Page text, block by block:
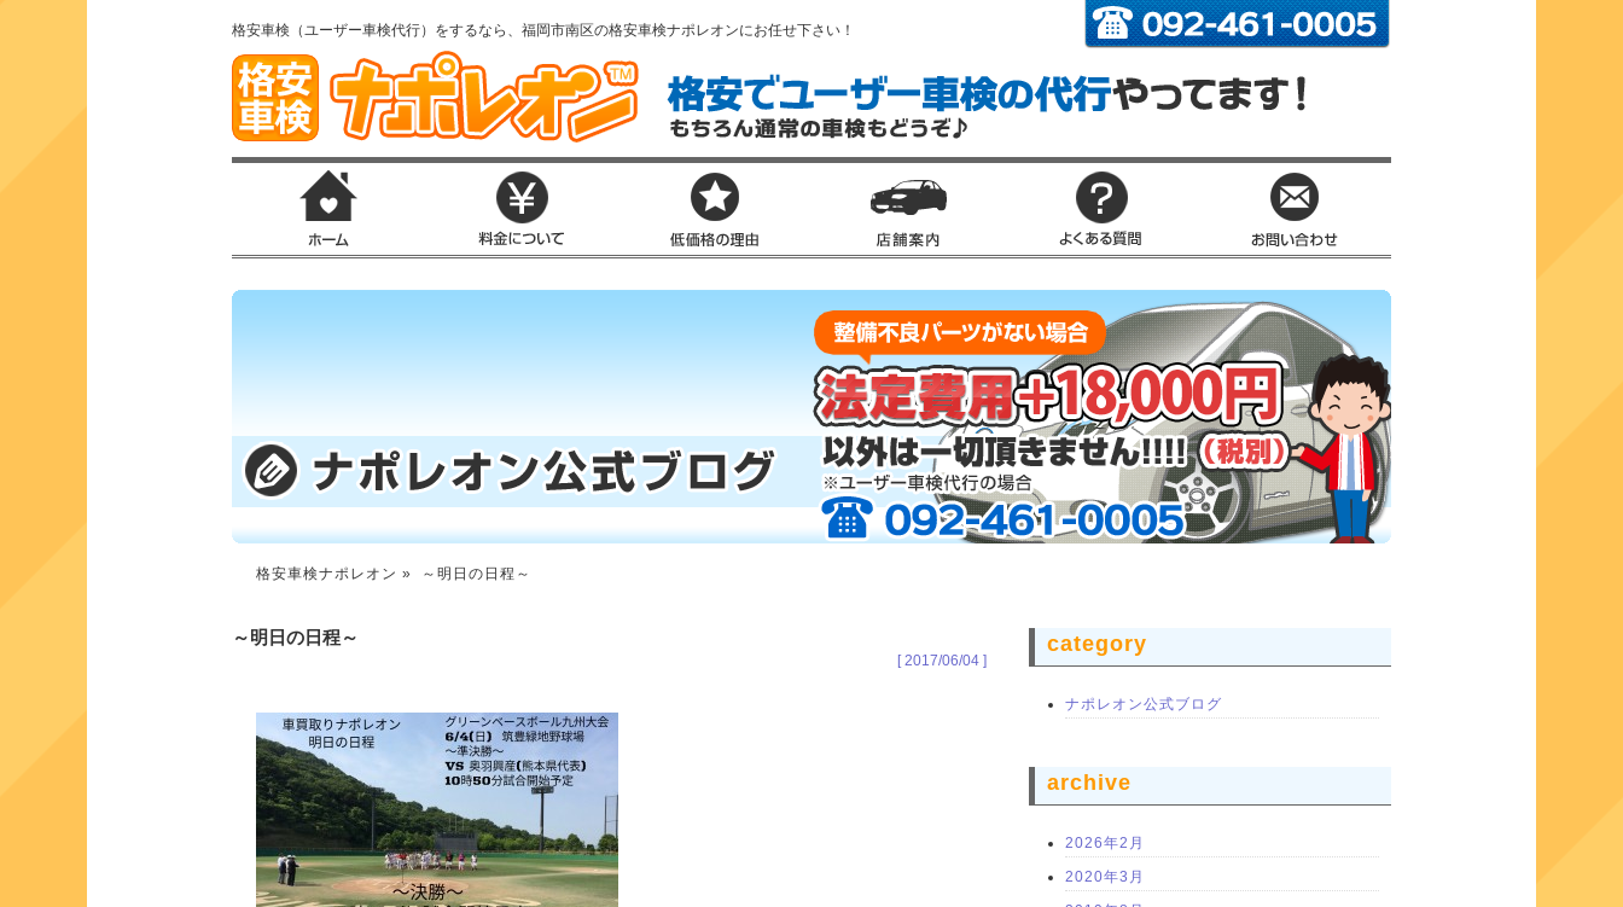
格安車検（ユーザー車検代行）をするなら、福岡市南区の格安車検ナポレオンにお任せ下さい！
格安車検ナポレオン » ～明日の日程～
～明日の日程～
[ 2017/06/04 ]
category
ナポレオン公式ブログ
archive
2026年2月
2020年3月